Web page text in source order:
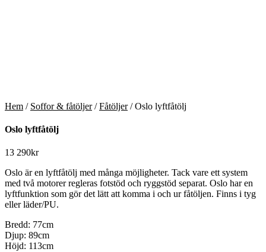
Hem / Soffor & fåtöljer/Fåtöljer/ Oslo lyftfåtölj
Oslo lyftfåtölj
13 290kr
Oslo är en lyftfåtölj med många möjligheter. Tack vare ett system
med två motorer regleras fotstöd och ryggstöd separat. Oslo har en
lyftfunktion som gör det lätt att komma i och ur fåtöljen. Finns i tyg
eller läder/PU.
Bredd: 77cm
Djup: 89cm
Höjd: 113cm